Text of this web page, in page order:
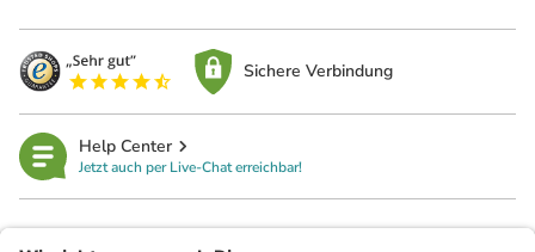
Sichere Verbindung
Help Center
Jetzt auch per Live-Chat erreichbar!